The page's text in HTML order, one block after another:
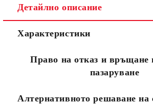
Съгласен съм сПолитиката за
Ние ще се свържем с вас в рамките на
Детайлно описание
Характеристики
Право на отказ и връщане
пазаруване
Алтернативното решаване на